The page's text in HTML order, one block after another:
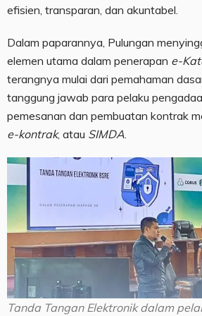
efisien, transparan, dan akuntabel.
Dalam paparannya, Pulungan
elemen utama dalam penerapan e-
terangnya mulai dari pemahaman
tanggung jawab para pelaku
pemesanan dan pembuatan kontrak
e-kontrak, atau SIMDA.
Tanda Tangan Elektronik dalam